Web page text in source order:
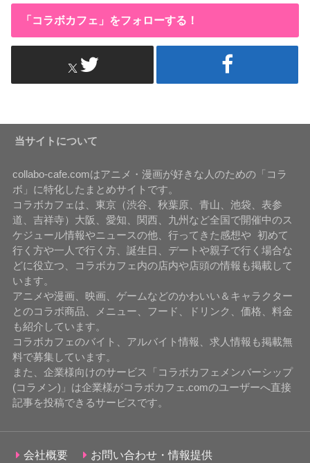
「コラボカフェ」をフォローする！
当サイトについて
collabo-cafe.comはアニメ・漫画が好きな人のための「コラ
ボ」に特化したまとめサイトです。
コラボカフェは、東京（渋谷、秋葉原、青山、池袋、表参
道、吉祥寺）大阪、愛知、関西、九州など全国で開催中のス
ケジュール情報やニュースの他、行ってきた感想や 初めて
行く方や一人で行く方、誕生日、デートや親子で行く場合な
どに役立つ、コラボカフェ内の店内や店頭の情報も掲載して
います。
アニメや漫画、映画、ゲームなどのかわいい＆キャラクター
とのコラボ商品、メニュー、フード、ドリンク、価格、料金
も紹介しています。
コラボカフェのバイト、アルバイト情報、求人情報も掲載無
料で募集しています。
また、企業様向けのサービス「コラボカフェメンバーシップ
(コラメン)」は企業様がコラボカフェ.comのユーザーへ直接
記事を投稿できるサービスです。
会社概要 お問い合わせ・情報提供